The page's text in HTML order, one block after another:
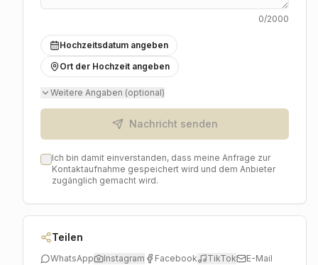
0/2000
Hochzeitsdatum angeben
Ort der Hochzeit angeben
Weitere Angaben (optional)
Nachricht senden
Ich bin damit einverstanden, dass meine Anfrage zur
Kontaktaufnahme gespeichert wird und dem Anbieter
zugänglich gemacht wird.
Teilen
WhatsApp Instagram Facebook TikTok E-Mail